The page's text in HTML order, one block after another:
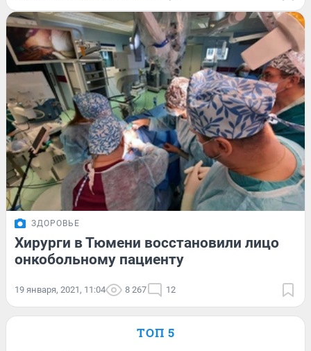
ЗДОРОВЬЕ
Хирурги в Тюмени восстановили лицо
онкобольному пациенту
19 января, 2021, 11:04 8 267 12
ТОП 5